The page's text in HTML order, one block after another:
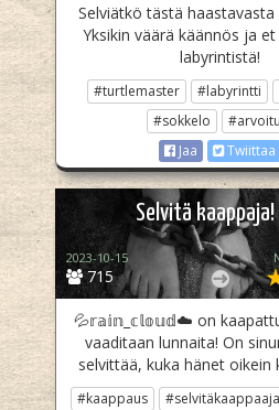
Selviätkö tästä haastavasta
Yksikin väärä käännös ja
labyrintistä!
#turtlemaster #labyrintti
#sokkelo
Jaa
Twiittaa
Selvitä
715
2023-10-15
💦𝕣𝕒𝕚𝕟_𝕔𝕝𝕠𝕦𝕕☁️ on
vaaditaan lunnaita! On
selvittää, kuka hänet oikein
#kaappaus #selvitäkaappaaja